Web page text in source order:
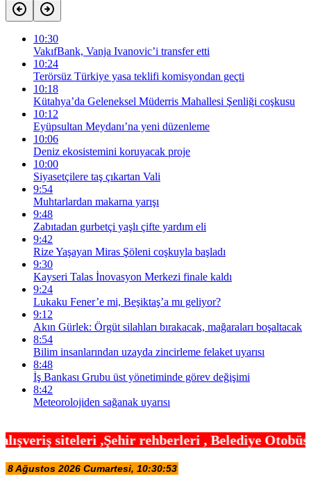
10:30
VakıfBank, Vanja Ivanovic’i transfer etti
10:24
Terörsüz Türkiye yasa teklifi komisyondan geçti
10:18
Kütahya’da Geleneksel Müderris Mahallesi Şenliği coşkusu
10:12
Eyüpsultan Meydanı’na yeni düzenleme
10:06
Deniz ekosistemini koruyacak proje
10:00
Siyasetçilere taş çıkartan Vali
9:54
Muhtarlardan makarna yarışı
9:48
Zabıtadan gurbetçi yaşlı çifte yardım eli
9:42
Rize Yaşayan Miras Şöleni coşkuyla başladı
9:30
Kayseri Talas İnovasyon Merkezi finale kaldı
9:24
Lukaku Fener’e mi, Beşiktaş’a mı geliyor?
9:12
Akın Gürlek: Örgüt silahları bırakacak, mağaraları boşaltacak
8:54
Bilim insanlarından uzayda zincirleme felaket uyarısı
8:48
İş Bankası Grubu üst yönetiminde görev değişimi
8:42
Meteorolojiden sağanak uyarısı
,Şehir rehberleri , Belediye